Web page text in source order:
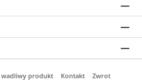
produkt Kontakt Zwrot